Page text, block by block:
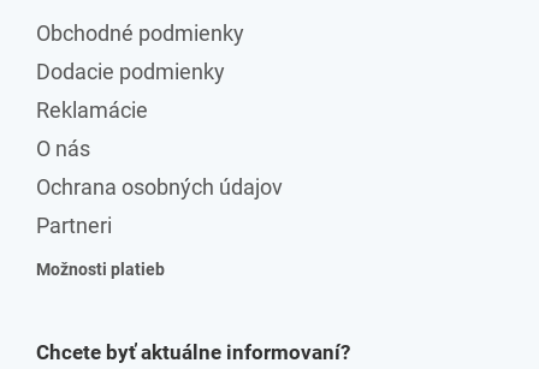
Obchodné podmienky
Dodacie podmienky
Reklamácie
O nás
Ochrana osobných údajov
Partneri
Možnosti platieb
Chcete byť aktuálne informovaní?